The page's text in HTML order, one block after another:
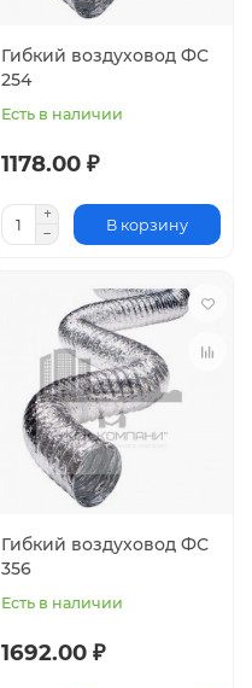
Гибкий воздуховод ФС
254
Есть в наличии
1178.00 ₽
В корзину
Гибкий воздуховод ФС
356
Есть в наличии
1692.00 ₽